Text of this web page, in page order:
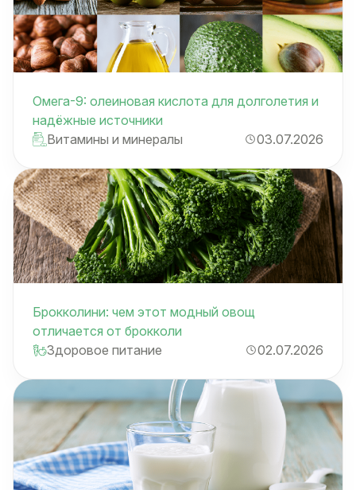
Омега-9: олеиновая кислота для долголетия и
надёжные источники
Витамины и минералы
03.07.2026
Брокколини: чем этот модный овощ
отличается от брокколи
Здоровое питание
02.07.2026